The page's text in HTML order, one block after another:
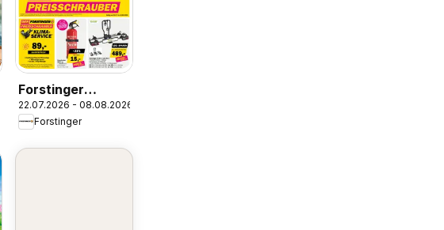
Forstinger
Flugblatt
22.07.2026 - 08.08.2026
Forstinger